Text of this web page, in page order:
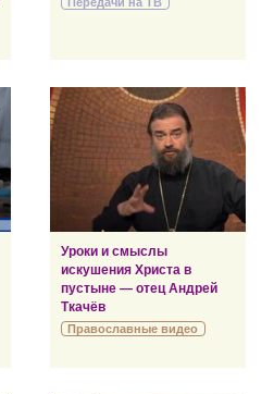
Передачи на ТВ
Уроки и смыслы
искушения Христа в
пустыне — отец Андрей
Ткачёв
Православные видео